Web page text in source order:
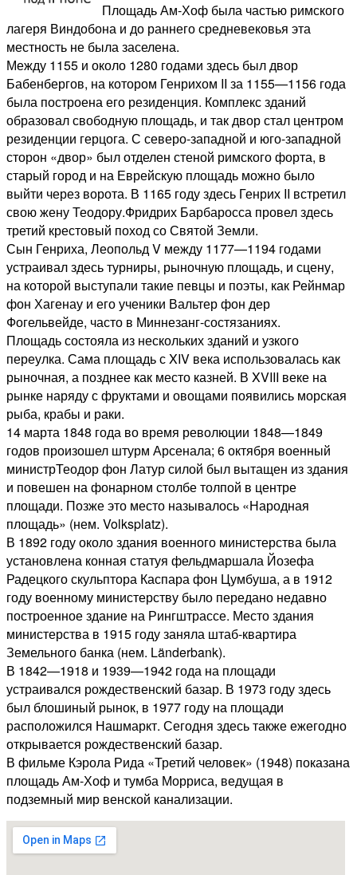
Площадь Ам-Хоф была частью римского
лагеря Виндобона и до раннего средневековья эта
местность не была заселена.
Между 1155 и около 1280 годами здесь был двор
Бабенбергов, на котором Генрихом II за 1155—1156 года
была построена его резиденция. Комплекс зданий
образовал свободную площадь, и так двор стал центром
резиденции герцога. С северо-западной и юго-западной
сторон «двор» был отделен стеной римского форта, в
старый город и на Еврейскую площадь можно было
выйти через ворота. В 1165 году здесь Генрих II встретил
свою жену Теодору.Фридрих Барбаросса провел здесь
третий крестовый поход со Святой Земли.
Сын Генриха, Леопольд V между 1177—1194 годами
устраивал здесь турниры, рыночную площадь, и сцену,
на которой выступали такие певцы и поэты, как Рейнмар
фон Хагенау и его ученики Вальтер фон дер
Фогельвейде, часто в Миннезанг-состязаниях.
Площадь состояла из нескольких зданий и узкого
переулка. Сама площадь с XIV века использовалась как
рыночная, а позднее как место казней. В XVIII веке на
рынке наряду с фруктами и овощами появились морская
рыба, крабы и раки.
14 марта 1848 года во время революции 1848—1849
годов произошел штурм Арсенала; 6 октября военный
министрТеодор фон Латур силой был вытащен из здания
и повешен на фонарном столбе толпой в центре
площади. Позже это место называлось «Народная
площадь» (нем. Volksplatz).
В 1892 году около здания военного министерства была
установлена конная статуя фельдмаршала Йозефа
Радецкого скульптора Каспара фон Цумбуша, а в 1912
году военному министерству было передано недавно
построенное здание на Рингштрассе. Место здания
министерства в 1915 году заняла штаб-квартира
Земельного банка (нем. Länderbank).
В 1842—1918 и 1939—1942 года на площади
устраивался рождественский базар. В 1973 году здесь
был блошиный рынок, в 1977 году на площади
расположился Нашмаркт. Сегодня здесь также ежегодно
открывается рождественский базар.
В фильме Кэрола Рида «Третий человек» (1948) показана
площадь Ам-Хоф и тумба Морриса, ведущая в
подземный мир венской канализации.